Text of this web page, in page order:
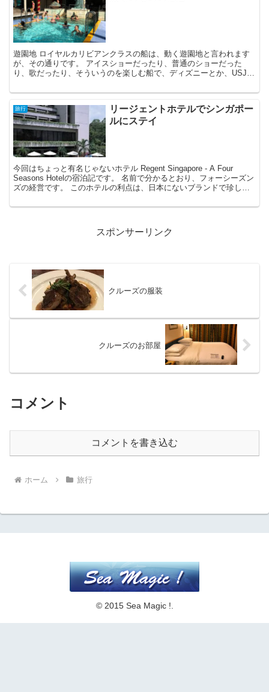
遊園地 ロイヤルカリビアンクラスの船は、動く遊園地と言われます
が、その通りです。 アイスショーだったり、普通のショーだった
り、歌だったり、そういうのを楽しむ船で、ディズニーとか、USJが
旅行
リージェントホテルでシンガポー
ルにステイ
今回はちょっと有名じゃないホテル Regent Singapore - A Four
Seasons Hotelの宿泊記です。 名前で分かるとおり、フォーシーズン
ズの経営です。 このホテルの利点は、日本にないブランドで珍しい
スポンサーリンク
クルーズの服装
クルーズのお部屋
コメント
コメントを書き込む
ホーム 旅行
© 2015 Sea Magic !.